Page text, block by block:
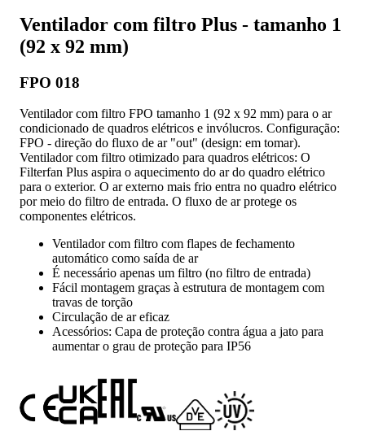
Ventilador com filtro Plus - tamanho 1
(92 x 92 mm)
FPO 018
Ventilador com filtro FPO tamanho 1 (92 x 92 mm) para o ar
condicionado de quadros elétricos e invólucros. Configuração:
FPO - direção do fluxo de ar "out" (design: em tomar).
Ventilador com filtro otimizado para quadros elétricos: O
Filterfan Plus aspira o aquecimento do ar do quadro elétrico
para o exterior. O ar externo mais frio entra no quadro elétrico
por meio do filtro de entrada. O fluxo de ar protege os
componentes elétricos.
Ventilador com filtro com flapes de fechamento
automático como saída de ar
É necessário apenas um filtro (no filtro de entrada)
Fácil montagem graças à estrutura de montagem com
travas de torção
Circulação de ar eficaz
Acessórios: Capa de proteção contra água a jato para
aumentar o grau de proteção para IP56